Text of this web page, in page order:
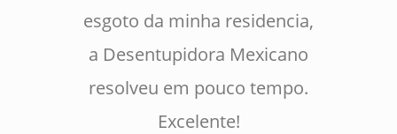
esgoto da minha residencia,
a Desentupidora Mexicano
resolveu em pouco tempo.
Excelente!